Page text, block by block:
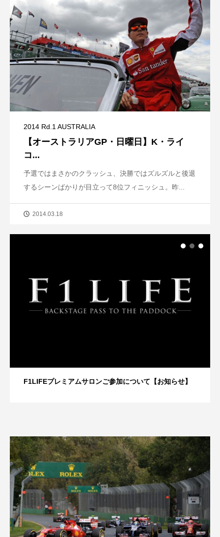
2014 Rd.1 AUSTRALIA
【オーストラリアGP・日曜日】K・ライ
コ...
予選ではまさかのクラッシュ、決勝ではズルズルと後退
するシーンばかりが目立って8位フィニッシュ。昨...
2014.03.18
F1LIFEプレミアムサロンご参加について【お知らせ】